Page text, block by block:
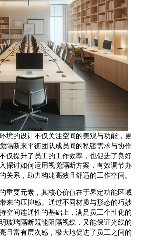
境的设计不仅关注空间的美观与功能，更
隔断来平衡团队成员间的私密需求与协作
仅提升了员工的工作效率，也促进了良好
探讨如何运用视觉隔断方案，有效调节办
关系，助力构建高效且舒适的工作空间。
重要元素，其核心价值在于界定功能区域
来的压抑感。通过不同材质与形态的巧妙
空间连通性的基础上，满足员工个性化的
玻璃隔断既能阻隔视线，又能保证光线的
且富有层次感，极大地促进了员工之间的